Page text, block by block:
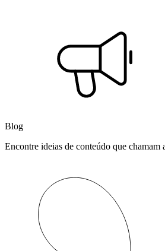
Blog
Encontre ideias de conteúdo que chamam